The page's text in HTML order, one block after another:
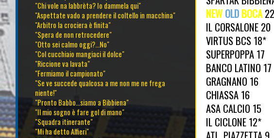
NEW OLD BOCA22
IL CORSALONE 20
VIRTUS BCS 18*
SUPERPOPPA 17
BANCO LATINO 17
GRAGNANO 16
CHIASSA 16
ASA CALCIO 15
IL CICLONE 12*
"Chi vole na labbrèta? Io dammela qui"
"Aspettate vado a prendere il coltello in macchina"
"Arbitro la crociera è finita"
"Spera de non retrocedere"
"Otto sei calmo oggi?...No"
"Col cucchiaio mangiaci il dolce"
"Riccione va lavata"
"Fermiamo il campionato"
"Se ve succede qualcosa a me non me ne frega
niente!"
"Pronto Babbo...siamo a Bibbiena"
"Il mio sogno è fare gol di mano"
"Squadra itinerante"
"Mi ha detto Alfieri"